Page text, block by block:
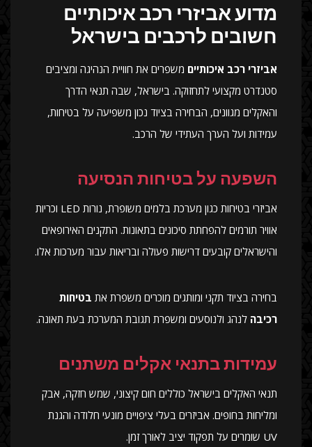
מדוע אביזרי רכב איכותיים
חשובים לרכבים בישראל
אביזרי רכב איכותיים משפרים את חוויית הנהיגה ומציבים
סטנדרט מקצועי לתחזוקה. בישראל, שבה תנאי הדרך
והאקלים מגוונים, הבחירה בציוד נכון משפיעה על בטיחות,
עמידות ועל הערך העתידי של הרכב.
השפעה על בטיחות הנסיעה
אביזרי בטיחות כגון מערכת בלמים משופרת, נורות LED וכריות
אוויר תורמים להפחתת סיכונים בתאונות. התקנים האירופאים
והישראלים קובעים דרישות פעולה ובריאות עבור מערכות אלו.
בחירה בציוד תקני ומותגים מוכרים משפרת את בטיחות
רכיבה לנהג ולנוסעים ומשפרת תגובת המערכת בעת תאונה.
עמידות בתנאי אקלים משתנים
תנאי האקלים בישראל כוללים חום קיצוני, שמש חזקה, אבק
ומליחות בחופים. אביזרים בעלי ציפויים מונעי חלודה והגנת
UV שומרים על תפקוד יציב לאורך זמן.